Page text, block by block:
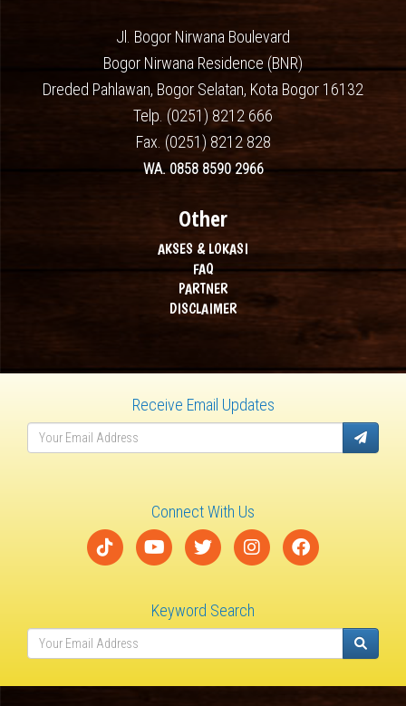
Jl. Bogor Nirwana Boulevard
Bogor Nirwana Residence (BNR)
Dreded Pahlawan, Bogor Selatan, Kota Bogor 16132
Telp. (0251) 8212 666
Fax. (0251) 8212 828
WA. 0858 8590 2966
Other
AKSES & LOKASI
FAQ
PARTNER
DISCLAIMER
Receive Email Updates
Connect With Us
Keyword Search